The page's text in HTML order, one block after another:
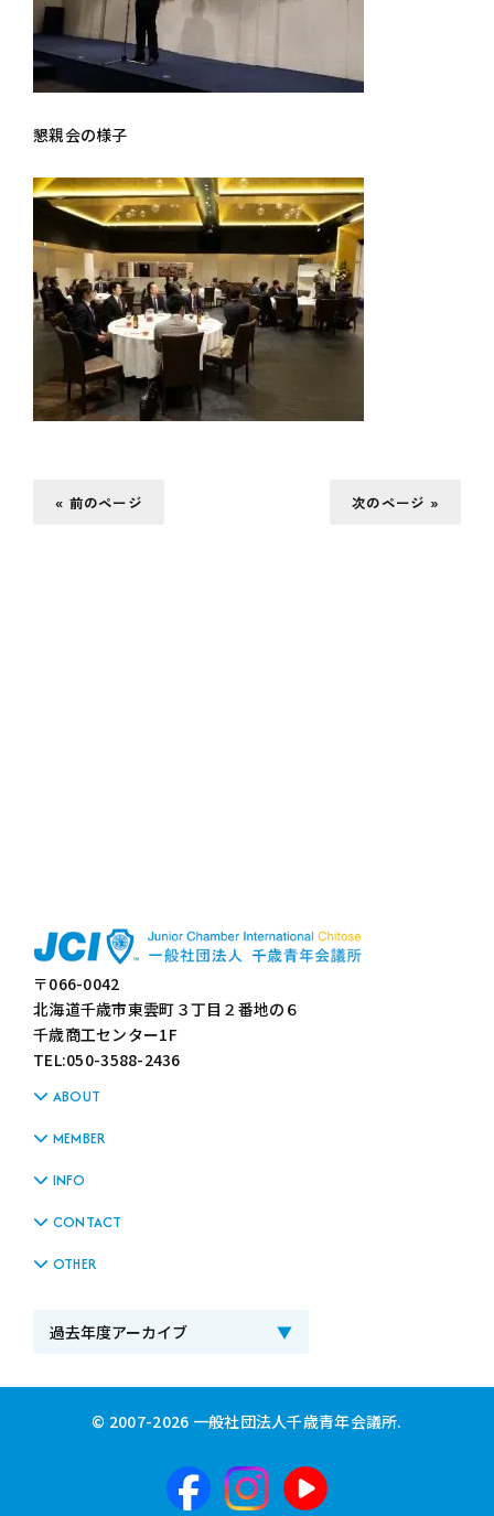
懇親会の様子
« 前のページ 次のページ »
〒066-0042
北海道千歳市東雲町３丁目２番地の６
千歳商工センター1F
TEL:050-3588-2436
ABOUT
MEMBER
INFO
CONTACT
OTHER
© 2007-2026 一般社団法人千歳青年会議所.